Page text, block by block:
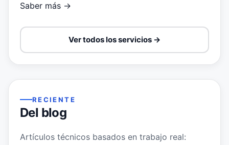
Saber más →
Ver todos los servicios →
RECIENTE
Del blog
Artículos técnicos basados en trabajo real: